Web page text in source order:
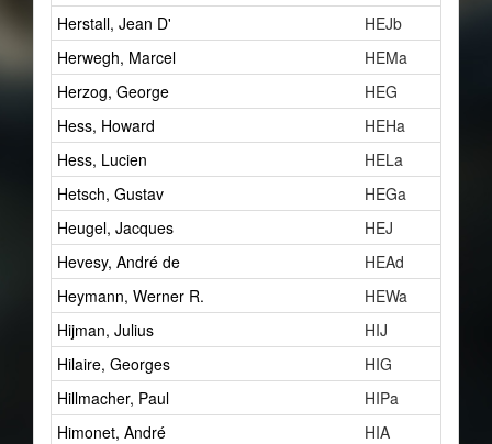
Herstall, Jean D'
HEJb
Herwegh, Marcel
HEMa
Herzog, George
HEG
Hess, Howard
HEHa
Hess, Lucien
HELa
Hetsch, Gustav
HEGa
Heugel, Jacques
HEJ
Hevesy, André de
HEAd
Heymann, Werner R.
HEWa
Hijman, Julius
HIJ
Hilaire, Georges
HIG
Hillmacher, Paul
HIPa
Himonet, André
HIA